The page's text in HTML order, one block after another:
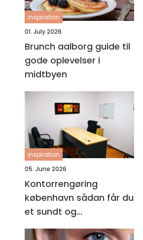
inspiration
01. July 2026
Brunch aalborg guide til
gode oplevelser i
midtbyen
inspiration
05. June 2026
Kontorrengøring
københavn sådan får du
et sundt og
professionelt